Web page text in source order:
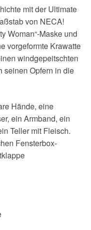
mit der Ultimate
von NECA!
Woman“-Maske und
vorgeformte Krawatte
windgepeitschten
seinen Opfern in die
Hände, eine
ein Armband, ein
Teller mit Fleisch.
Fensterbox-